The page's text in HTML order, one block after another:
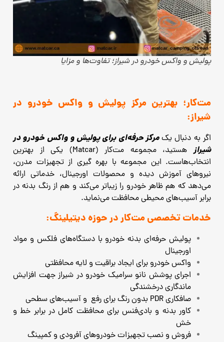
پولیش و واکس خودرو در شیراز؛ تفاوت‌ها و مزایا
مت‌کار؛ بهترین مرکز پولیش و واکس خودرو در
شیراز:
اگر به دنبال یکمرکز حرفه‌ای برای پولیش و واکس خودرو در
شیراز
هستید، مجموعه مت‌کار (Matcar) یکی از بهترین
انتخاب‌هاست. این مجموعه با بهره‌ گیری از تجهیزات مدرن،
نیروهای آموزش ‌دیده و محصولات اورجینال، خدماتی ارائه
می‌دهد که هم ظاهر خودرو را زیباتر می‌کند و هم از رنگ بدنه در
برابر آسیب‌های محیطی محافظت می‌نماید.
خدمات تخصصی مت‌کار در حوزه دیتیلینگ:
پولیش حرفه‌ای بدنه خودرو با دستگاه‌های فلکس و مواد
اورجینال
واکس خودرو برای ایجاد براقیت و لایه محافظتی
اجرای پوشش نانو سرامیک خودرو در شیراز جهت افزایش
ماندگاری درخشندگی
صافکاری PDR بدون رنگ برای رفع ‌ و آسیب‌های سطحی
کاور بدنه و بادی‌فنس برای محافظت کامل در برابر خط و
خش
فروش و نصب تجهیزات خودروهای آفرودی و کمپینگ